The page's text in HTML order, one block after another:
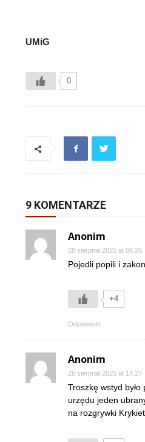
UMiG
0
9 KOMENTARZE
Anonim
28 sierpnia 2025 at 06:26
Pojedli popili i
+4
Odpowiedz
Anonim
28 sierpnia 2025 at 14:27
Troszkę wstyd
urzędu jeden
na rozgrywki